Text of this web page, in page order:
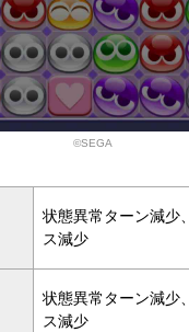
©SEGA
状態異常ターン減少
ス減少
状態異常ターン減少
ス減少